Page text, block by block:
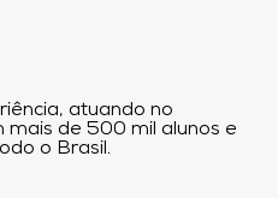
atuando no
mais de 500 mil alunos e
o Brasil.